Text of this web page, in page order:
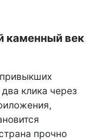
каменный век
клика через
прочно